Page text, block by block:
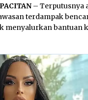
– Terputusnya
terdampak
menyalurkan bantuan